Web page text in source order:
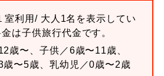
室利用/ 大人1名を表示してい
は子供旅行代金です。
歳〜、子供／6歳〜11歳、
歳〜5歳、乳幼児／0歳〜2歳